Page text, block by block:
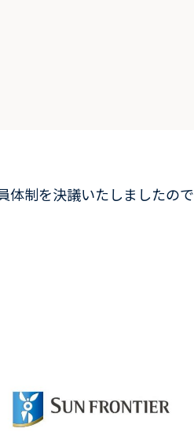
体制を決議いたしましたので